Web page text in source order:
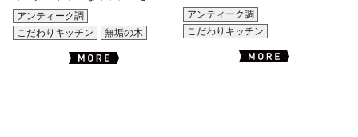
アンティーク調
こだわりキッチン
無垢の木
アンティーク調
こだわりキッチン